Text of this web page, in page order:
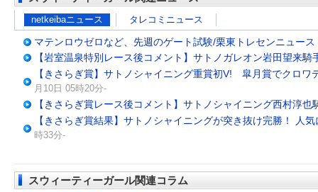
netkeibaニュース タレコミニュース
マテンロウゼロなど、先週のゲート試験/栗東トレセンニュース
【岩室温泉特別レース後コメント】サトノガレオン岩田望来騎
【きさらぎ賞】サトノシャイニング重賞初V! 皐月賞でクロワ
月10日 05時20分-
【きさらぎ賞レース後コメント】サトノシャイニング西村淳也
【きさらぎ賞結果】サトノシャイニングが突き抜け完勝！ 人
時33分-
スウィーティーガール関連コラム